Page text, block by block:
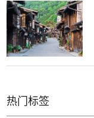
热门标签